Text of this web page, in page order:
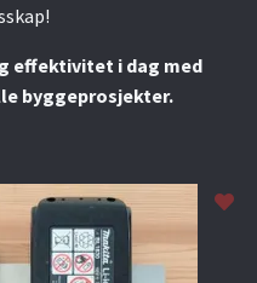
effektivitet i dag med
byggeprosjekter.